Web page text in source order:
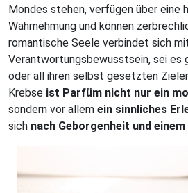
Mondes stehen, verfügen über eine
Wahrnehmung und können
romantische Seele verbindet sich
Verantwortungsbewusstsein, sei es
oder all ihren selbst gesetzten
Krebse ist Parfüm nicht nur ein
sondern vor allem ein sinnliches
sich nach Geborgenheit und